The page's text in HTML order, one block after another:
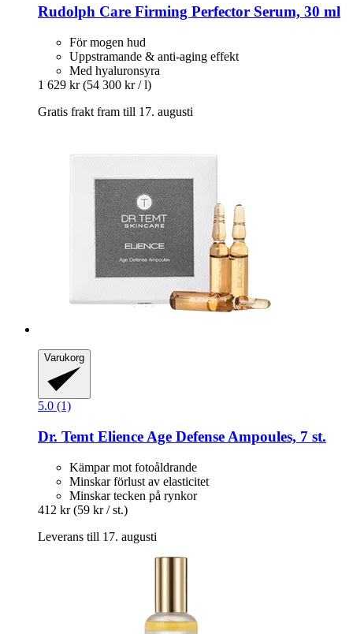
Rudolph Care Firming Perfector Serum, 30 ml
För mogen hud
Uppstramande & anti-aging effekt
Med hyaluronsyra
1 629 kr (54 300 kr / l)
Gratis frakt fram till 17. augusti
Varukorg
5.0 (1)
Dr. Temt Elience Age Defense Ampoules, 7 st.
Kämpar mot fotoåldrande
Minskar förlust av elasticitet
Minskar tecken på rynkor
412 kr (59 kr / st.)
Leverans till 17. augusti